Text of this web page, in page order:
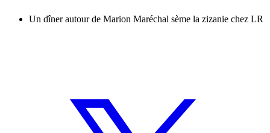
Un dîner autour de Marion Maréchal sème la zizanie chez LR